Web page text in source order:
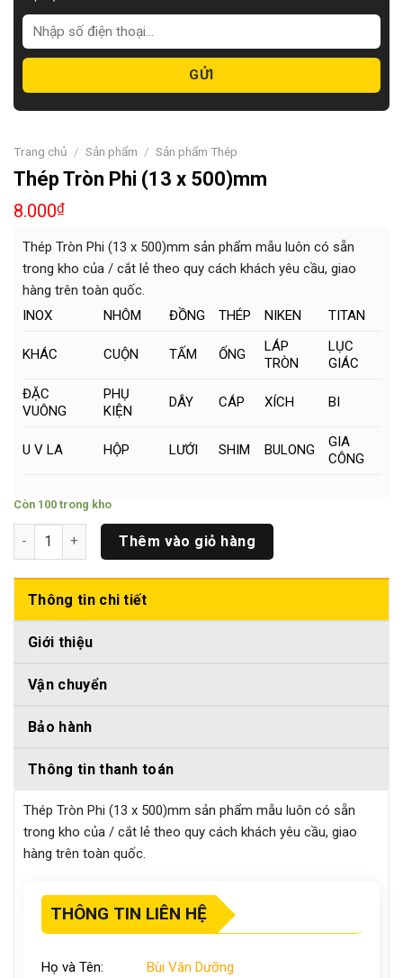
Trang chủ / Sản phẩm / Sản phẩm Thép
Thép Tròn Phi (13 x 500)mm
8.000₫
Thép Tròn Phi (13 x 500)mm sản phẩm mẫu luôn có sẵn
trong kho của / cắt lẻ theo quy cách khách yêu cầu, giao
hàng trên toàn quốc.
INOX
NHÔM ĐỒNG THÉP NIKEN TITAN
KHÁC CUỘN TẤM ỐNG
LÁP
TRÒN
LỤC
GIÁC
ĐẶC
VUÔNG
PHỤ
KIỆN
DÂY CÁP XÍCH BI
U V LA HỘP LƯỚI SHIM BULONG
GIA
CÔNG
Còn 100 trong kho
Thép Tròn Phi (13 x 500)mm số lượng
Thêm vào giỏ hàng
Thông tin chi tiết
Giới thiệu
Vận chuyển
Bảo hành
Thông tin thanh toán
Thép Tròn Phi (13 x 500)mm sản phẩm mẫu luôn có sẵn
trong kho của / cắt lẻ theo quy cách khách yêu cầu, giao
hàng trên toàn quốc.
THÔNG TIN LIÊN HỆ
Họ và Tên:
Bùi Văn Dưỡng